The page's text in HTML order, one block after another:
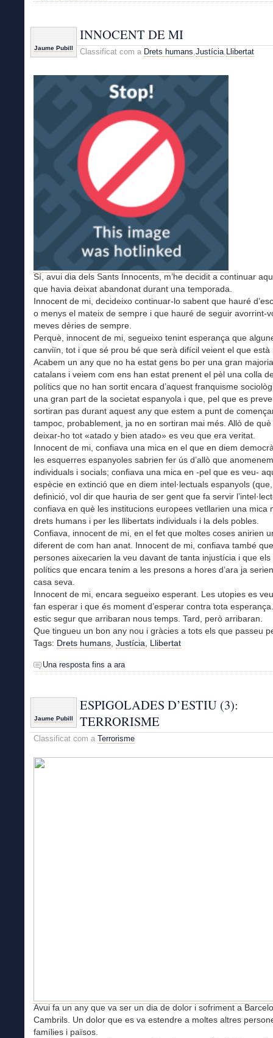
Jaume Pubill
INNOCENT DE MI
Classificat com a Drets humans,Justícia, Llibertat
Sí, avui dia dels Sants Innocents, m’he decidit a continuar
que havia deixat abandonat durant una temporada.
Innocent de mi, decideixo continuar-lo sabent que hauré
o menys el mateix de sempre i que hauré de seguir avorrint-
meves dèries de sempre.
Perquè, innocent de mi, segueixo tenint esperança que
canviïn, tot i que sé prou bé que serà difícil veient el que està
Acabem un any que no ha estat gens bo per una gran
catalans i veiem com ens han estat prenent el pèl una colla
polítics que no han sortit encara d’aquest franquisme
una gran part de la societat espanyola i que, pel que es
sortiran pas durant aquest any que estem a punt de
tampoc, probablement, ja no en sortiran mai més. Allò de què
deixar-ho tot «atado y bien atado» es veu que era veritat.
Innocent de mi, confiava una mica en el que en diem
les esquerres espanyoles sabrien fer ús d’allò que
individuals i socials; confiava una mica en -pel que es veu-
espècie en extinció que en diem intel·lectuals espanyols
definició, vol dir que hauria de ser gent que fa servir
confiava en què les institucions europees vetllarien una mica
drets humans i per les llibertats individuals i la dels pobles.
Confiava, innocent de mi, en el fet que moltes coses anirien
diferent de com han anat. Innocent de mi, confiava també
persones aixecarien la veu davant de tanta injustícia i que els
polítics que encara tenim a les presons a hores d’ara ja
casa seva.
Innocent de mi, encara segueixo esperant. Les utopies es
fan esperar i que és moment d’esperar contra tota
estic segur que arribaran nous temps. Tard, però arribaran.
Que tingueu un bon any nou i gràcies a tots els que passeu
Tags: Drets humans, Justícia, Llibertat
Una resposta fins a ara
Jaume Pubill
ESPIGOLADES D’ESTIU (3):
TERRORISME
Classificat com a Terrorisme
Avui fa un any que va ser un dia de dolor i sofriment a
Cambrils. Un dolor que es va estendre a moltes altres
famílies i països.